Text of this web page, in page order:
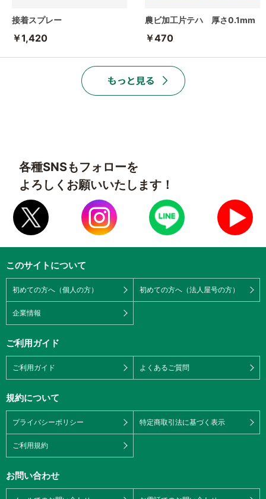
接着スプレー
￥1,420
農ビ加工片テハ 厚さ0.1mm
￥470
各種SNSもフォローを
よろしくお願いいたします！
このサイトについて
初めての方へ（個人の方） 初めての方へ（法人屋号の方）
企業情報
ご利用ガイド
ご利用ガイド よくあるご質問
規約について
プライバシーポリシー 特定商取引法に基づく表示
ご利用規約
お問い合わせ